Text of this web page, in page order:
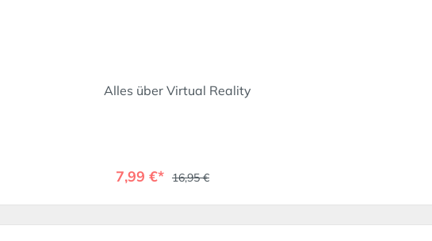
Alles über Virtual Reality
7,99 €* 16,95 €